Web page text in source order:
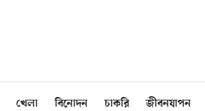
খেলা বিনোদন চাকরি জীবনযাপন